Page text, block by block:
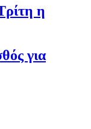
η
για